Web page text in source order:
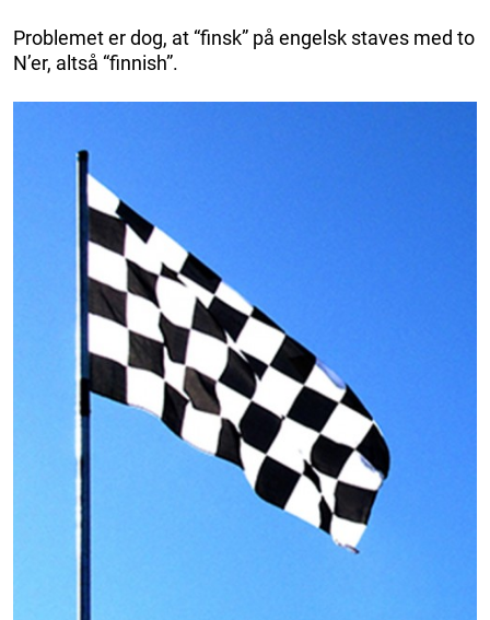
Problemet er dog, at “finsk” på engelsk staves med to
N’er, altså “finnish”.